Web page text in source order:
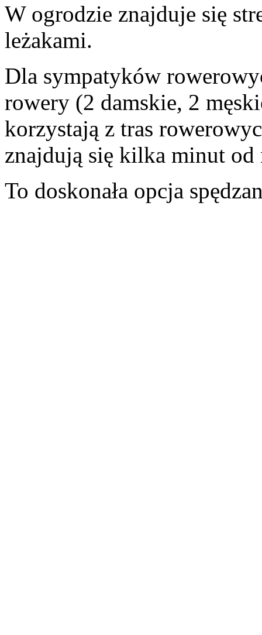
W ogrodzie znajduje się
leżakami.
Dla sympatyków
rowery (2 damskie, 2
korzystają z tras
znajdują się kilka minut od
To doskonała opcja